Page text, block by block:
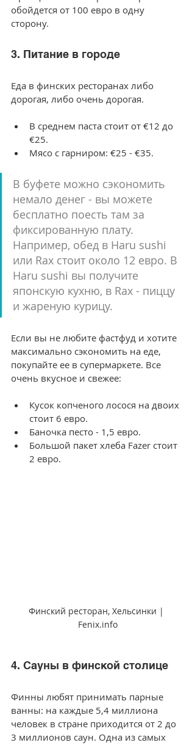
обойдется от 100 евро в одну
сторону.
3. Питание в городе
Еда в финских ресторанах либо
дорогая, либо очень дорогая.
В среднем паста стоит от €12 до
€25.
Мясо с гарниром: €25 - €35.
В буфете можно сэкономить
немало денег - вы можете
бесплатно поесть там за
фиксированную плату.
Например, обед в Haru sushi
или Rax стоит около 12 евро. В
Haru sushi вы получите
японскую кухню, в Rax - пиццу
и жареную курицу.
Если вы не любите фастфуд и хотите
максимально сэкономить на еде,
покупайте ее в супермаркете. Все
очень вкусное и свежее:
Кусок копченого лосося на двоих
стоит 6 евро.
Баночка песто - 1,5 евро.
Большой пакет хлеба Fazer стоит
2 евро.
Финский ресторан, Хельсинки |
Fenix.info
4. Сауны в финской столице
Финны любят принимать парные
ванны: на каждые 5,4 миллиона
человек в стране приходится от 2 до
3 миллионов саун. Одна из самых